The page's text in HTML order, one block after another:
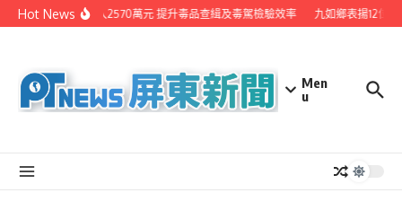
Skip to content
Hot News屏縣投入2570萬元 提升毒品查緝及毒駕檢驗效率 九如鄉表揚12位
Men
u